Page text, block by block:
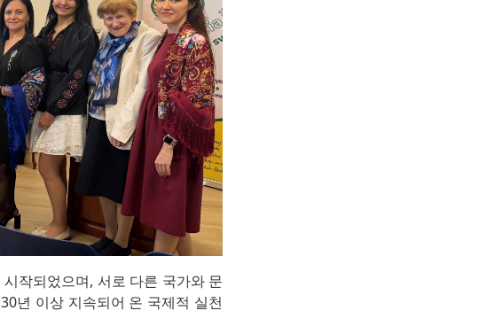
작되었으며, 서로 다른 국가와 문
년 이상 지속되어 온 국제적 실천